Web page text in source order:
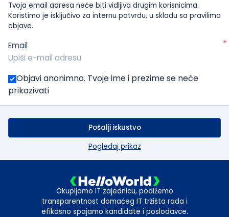
Tvoja email adresa neće biti vidljiva drugim korisnicima.
Koristimo je isključivo za internu potvrdu, u skladu sa pravilima
objave.
Email *
Objavi anonimno. Tvoje ime i prezime se neće
prikazivati
Pošalji iskustvo
Pogledaj prikaz
Okupljamo IT zajednicu, podižemo
transparentnost domaćeg IT tržišta rada i
efikasno spajamo kandidate i poslodavce.